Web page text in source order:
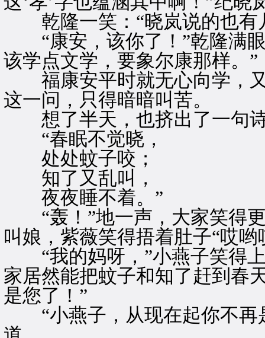
乾隆一笑：“晓岚说的也有
“康安，该你了！”乾隆满眼
该学点文学，要象尔康那样。”
福康安平时就无心向学，又
这一问，只得暗暗叫苦。
想了半天，也挤出了一句
“春眠不觉晓，
处处蚊子咬；
知了又乱叫，
夜夜睡不着。”
“轰！”地一声，大家笑得更
叫娘，紫薇笑得捂着肚子“哎哟
“我的妈呀，”小燕子笑得上
家居然能把蚊子和知了赶到春
是您了！”
“小燕子，从现在起你不再